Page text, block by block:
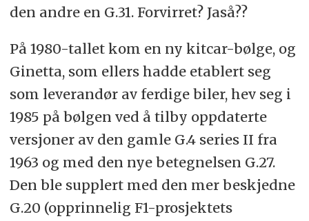
den andre en G.31. Forvirret? Jaså??
På 1980-tallet kom en ny kitcar-bølge, og
Ginetta, som ellers hadde etablert seg
som leverandør av ferdige biler, hev seg i
1985 på bølgen ved å tilby oppdaterte
versjoner av den gamle G.4 series II fra
1963 og med den nye betegnelsen G.27.
Den ble supplert med den mer beskjedne
G.20 (opprinnelig F1-prosjektets